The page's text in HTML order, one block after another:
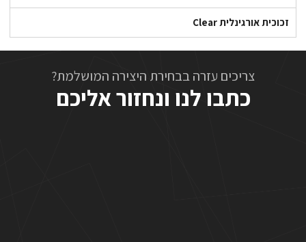
זכוכית אורגינלית Clear
צריכים עזרה בבחירת היצירה המושלמת?
כתבו לנו ונחזור אליכם